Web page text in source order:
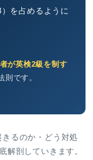
を占めるように
が英検2級を制す
です。
るのか・どう対処
解剖していきます。